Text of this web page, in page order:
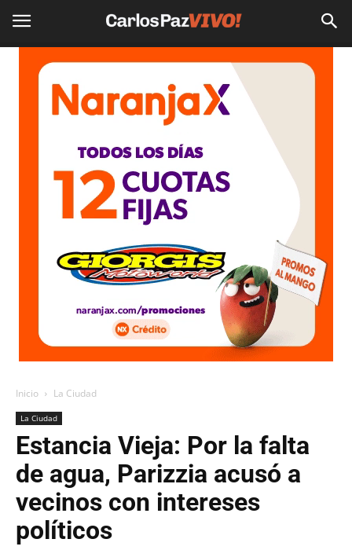
Inicio La Ciudad
La Ciudad
Estancia Vieja: Por la falta
de agua, Parizzia acusó a
vecinos con intereses
políticos